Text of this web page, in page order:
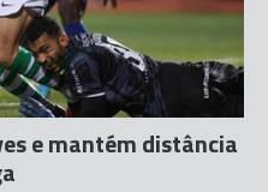
e mantém distância